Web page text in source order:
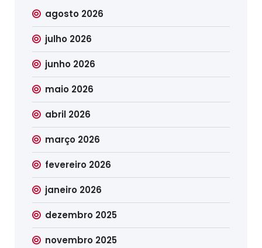
agosto 2026
julho 2026
junho 2026
maio 2026
abril 2026
março 2026
fevereiro 2026
janeiro 2026
dezembro 2025
novembro 2025